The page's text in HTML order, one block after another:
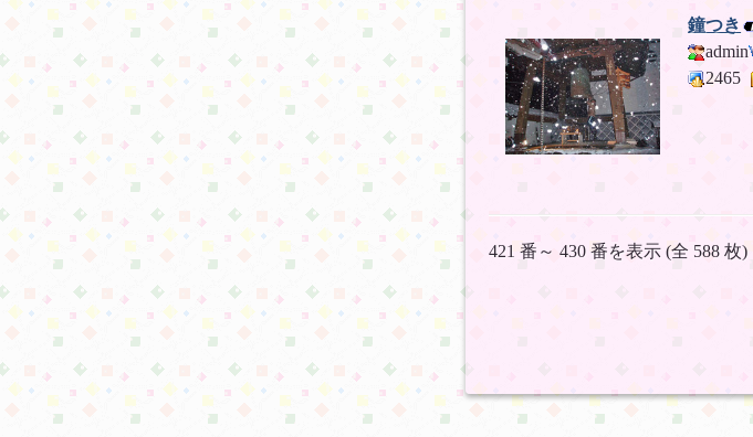
鐘つき
admin
2465
421 番～ 430 番を表示 (全 588 枚)